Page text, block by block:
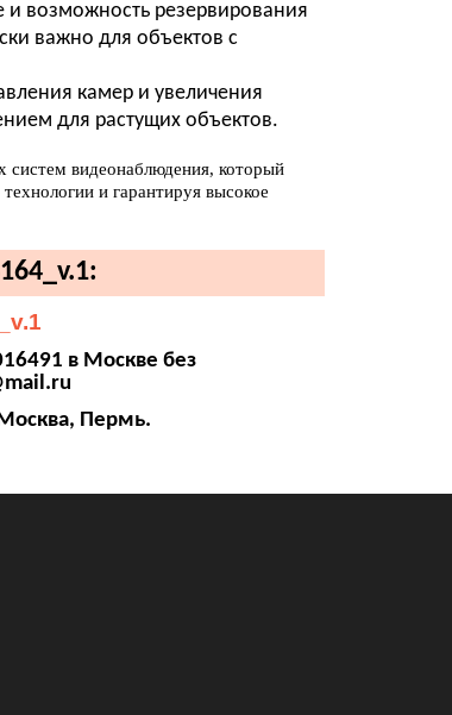
возможность резервирования
важно для объектов с
камер и увеличения
для растущих объектов.
видеонаблюдения, который
и гарантируя высокое
в Москве без
Пермь.